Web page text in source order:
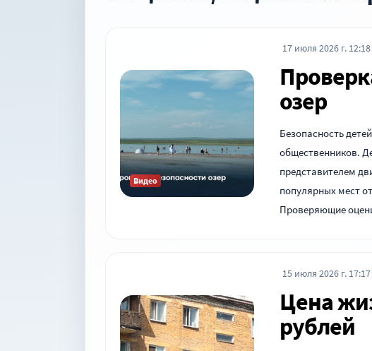
Видео
17 июля 2026 г. 12:18
озер
Безопасность
общественников.
представителем
популярных мест
Проверяющие
15 июля 2026 г. 17:17
Цена
рублей